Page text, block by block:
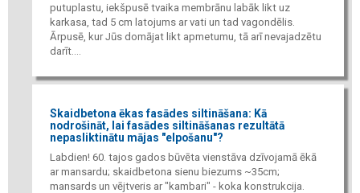
putuplastu, iekšpusē tvaika membrānu labāk likt uz
karkasa, tad 5 cm latojums ar vati un tad vagondēlis.
Ārpusē, kur Jūs domājat likt apmetumu, tā arī nevajadzētu
darīt....
Skaidbetona ēkas fasādes siltināšana: Kā
nodrošināt, lai fasādes siltināšanas rezultātā
nepasliktinātu mājas "elpošanu"?
Labdien! 60. tajos gados būvēta vienstāva dzīvojamā ēkā
ar mansardu; skaidbetona sienu biezums ~35cm;
mansards un vējtveris ar "kambari" - koka konstrukcija.